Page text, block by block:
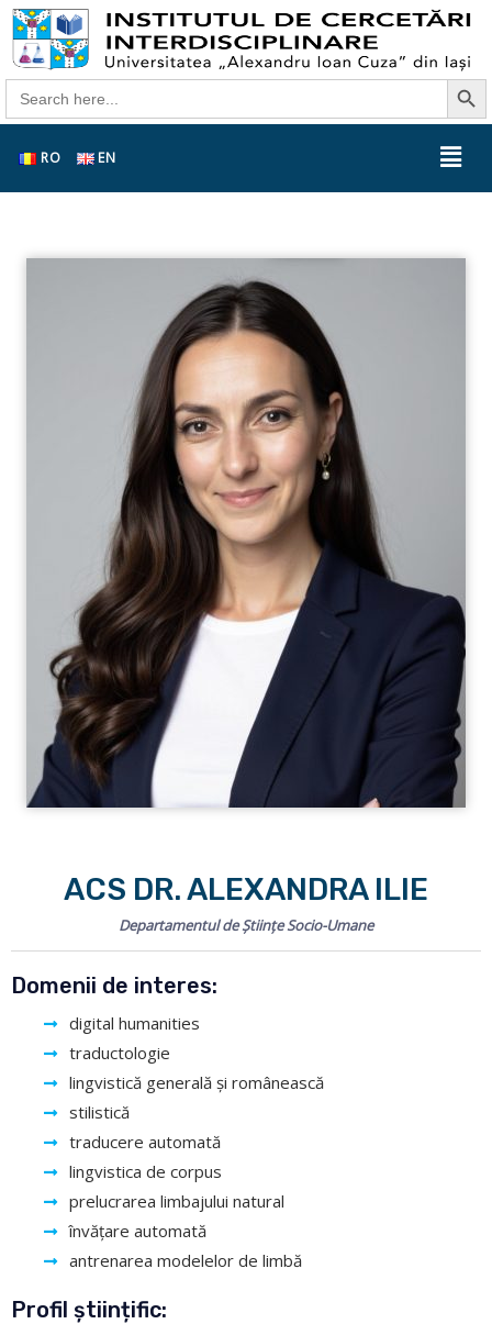
Search
for:
Search
RO EN
ACS DR. ALEXANDRA ILIE
Departamentul de Științe Socio-Umane
Domenii de interes:
digital humanities
traductologie
lingvistică generală și românească
stilistică
traducere automată
lingvistica de corpus
prelucrarea limbajului natural
învățare automată
antrenarea modelelor de limbă
Profil științific: